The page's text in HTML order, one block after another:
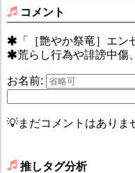
コメント
「［艶やか祭竜］エ
荒らし行為や誹謗中傷
お名前:
💡まだコメントはありま
推しタグ分析